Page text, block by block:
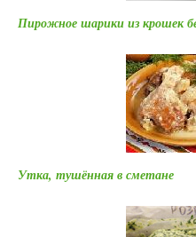
Пирожное шарики из крошек
Утка, тушённая в сметане